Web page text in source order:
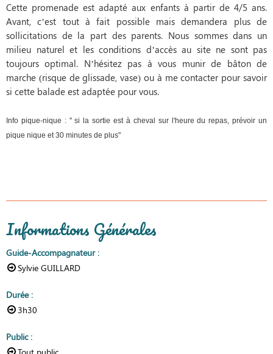
Cette promenade est adapté aux enfants à partir de 4/5 ans.
Avant, c’est tout à fait possible mais demandera plus de
sollicitations de la part des parents. Nous sommes dans un
milieu naturel et les conditions d’accès au site ne sont pas
toujours optimal. N’hésitez pas à vous munir de bâton de
marche (risque de glissade, vase) ou à me contacter pour savoir
si cette balade est adaptée pour vous.
Info pique-nique : " si la sortie est à cheval sur l'heure du repas, prévoir un
pique nique et 30 minutes de plus"
Informations Générales
Guide-Accompagnateur:
Sylvie GUILLARD
Durée:
3h30
Public: